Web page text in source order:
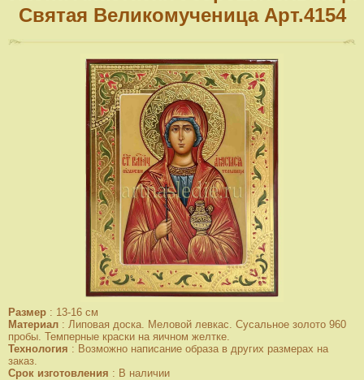
Святая Великомученица Арт.4154
Размер : 13-16 см
Материал : Липовая доска. Меловой левкас. Сусальное золото 960
пробы. Темперные краски на яичном желтке.
Технология : Возможно написание образа в других размерах на
заказ.
Срок изготовления : В наличии